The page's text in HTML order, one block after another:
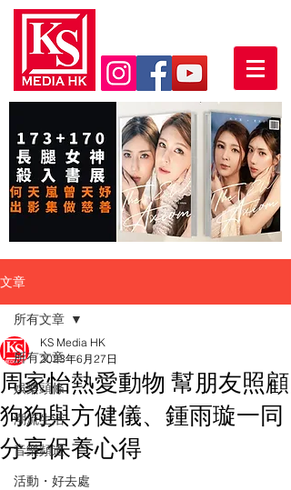
文章
所有文章
娛樂頭條
潮流生活
音樂頻道
活動・好去處
所有文章
周家怡熱愛動物 幫朋友照顧
狗狗與方健儀、鍾雨璇一同
分享保養心得
KS Media HK
2023年6月27日